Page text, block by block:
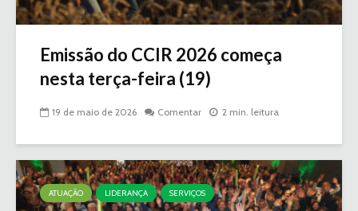
Emissão do CCIR 2026 começa
nesta terça-feira (19)
19 de maio de 2026 Comentar 2 min. leitura
ATUAÇÃO LIDERANÇA SERVIÇOS